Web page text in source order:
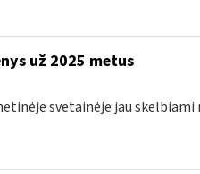
už 2025 metus
svetainėje jau